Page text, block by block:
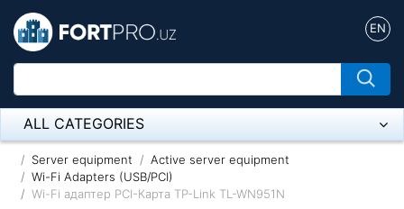
EN
ALL CATEGORIES
Микрофон
Напольные розетки
Server equipment
Active server equipment
Wi-Fi Adapters (USB/PCI)
Wi-Fi адаптер PCI-Карта TP-Link TL-WN951N